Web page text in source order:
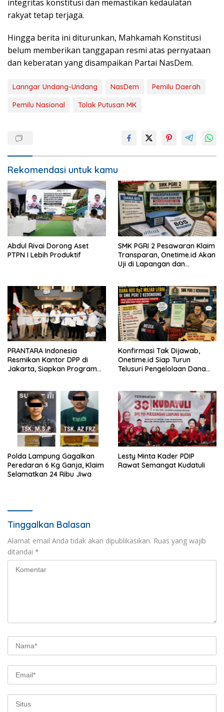
integritas konstitusi dan memastikan kedaulatan
rakyat tetap terjaga.
Hingga berita ini diturunkan, Mahkamah Konstitusi
belum memberikan tanggapan resmi atas pernyataan
dan keberatan yang disampaikan Partai NasDem.
Lanngar Undang-Undang NasDem
Pemilu Daerah
Pemilu Nasional
Tolak Putusan MK
Rekomendasi untuk kamu
Abdul Rivai Dorong Aset
PTPN I Lebih Produktif
SMK PGRI 2 Pesawaran Klaim
Transparan, Onetime.id Akan
Uji di Lapangan dan
PRANTARA Indonesia
Resmikan Kantor DPP di
Jakarta, Siapkan Program
Konfirmasi Tak Dijawab,
Onetime.id Siap Turun
Telusuri Pengelolaan Dana
Polda Lampung Gagalkan
Peredaran 6 Kg Ganja, Klaim
Selamatkan 24 Ribu Jiwa
Lesty Minta Kader PDIP
Rawat Semangat Kudatuli
Tinggalkan Balasan
Alamat email Anda tidak akan dipublikasikan. Ruas yang wajib
ditandai *